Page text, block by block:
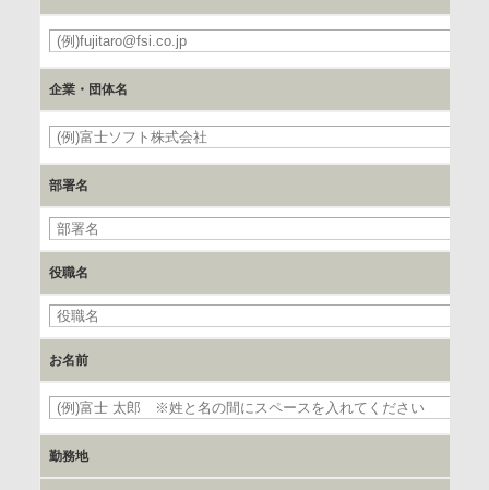
c.第三者への提供の手段または手法
d.提供先および管理者
当社とイベント/セミナーを共同で開催する企業/団体
e.個人情報取り扱いに関する契約
を行います。
なし
企業・団体名
部署名
役職名
お名前
勤務地